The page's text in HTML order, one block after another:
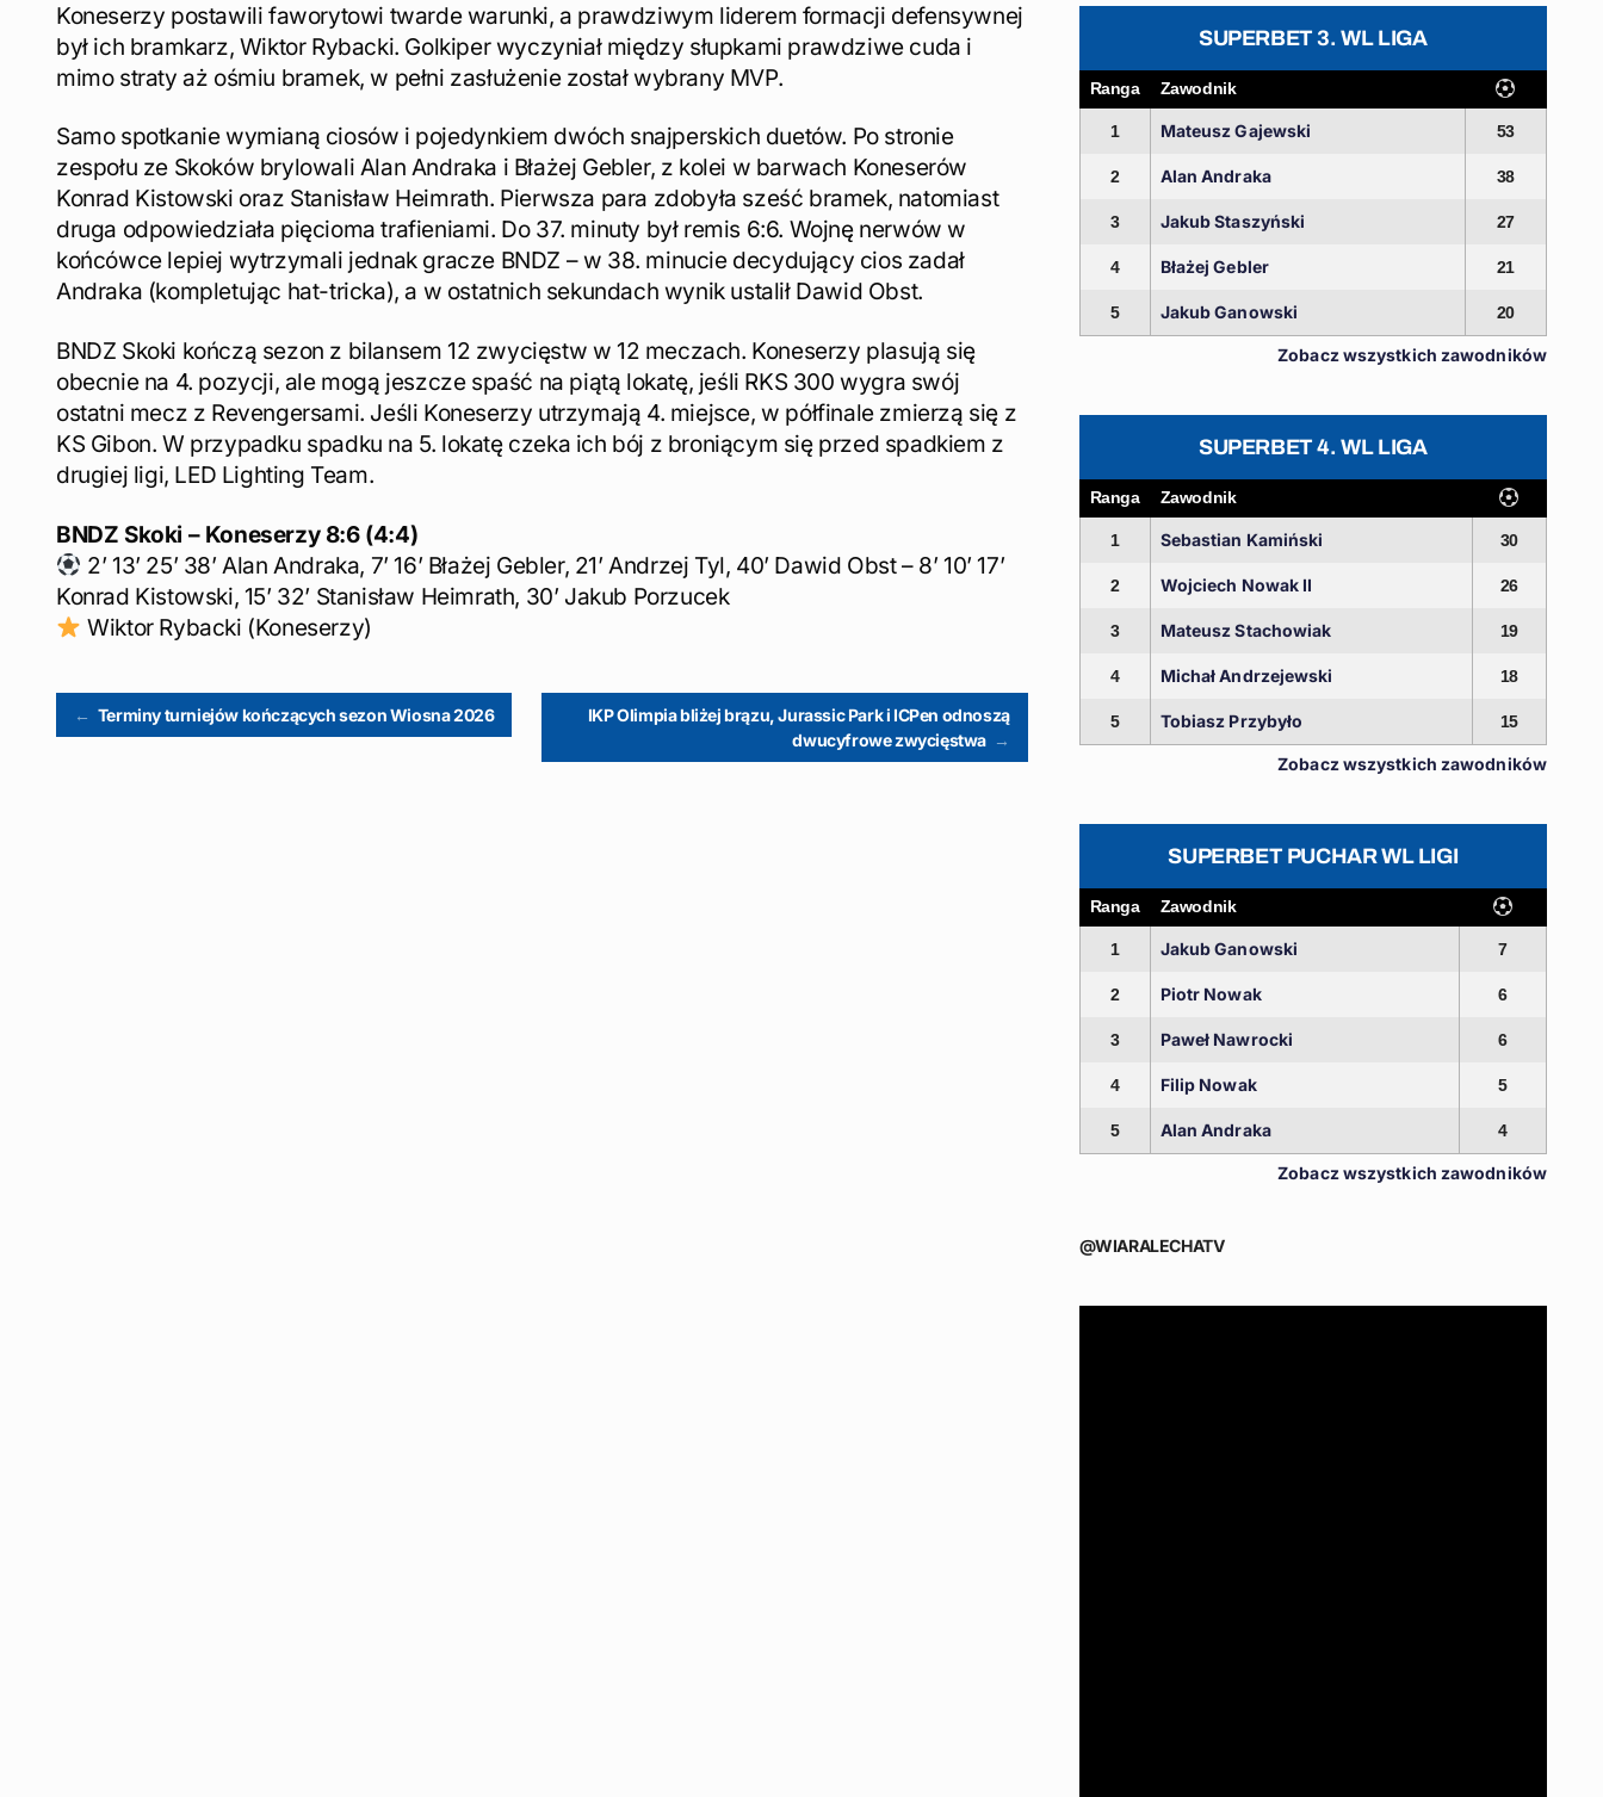
Koneserzy postawili faworytowi twarde warunki, a prawdziwym liderem formacji defensywnej
był ich bramkarz, Wiktor Rybacki. Golkiper wyczyniał między słupkami prawdziwe cuda i
mimo straty aż ośmiu bramek, w pełni zasłużenie został wybrany MVP.
Samo spotkanie wymianą ciosów i pojedynkiem dwóch snajperskich duetów. Po stronie
zespołu ze Skoków brylowali Alan Andraka i Błażej Gebler, z kolei w barwach Koneserów
Konrad Kistowski oraz Stanisław Heimrath. Pierwsza para zdobyła sześć bramek, natomiast
druga odpowiedziała pięcioma trafieniami. Do 37. minuty był remis 6:6. Wojnę nerwów w
końcówce lepiej wytrzymali jednak gracze BNDZ – w 38. minucie decydujący cios zadał
Andraka (kompletując hat-tricka), a w ostatnich sekundach wynik ustalił Dawid Obst.
BNDZ Skoki kończą sezon z bilansem 12 zwycięstw w 12 meczach. Koneserzy plasują się
obecnie na 4. pozycji, ale mogą jeszcze spaść na piątą lokatę, jeśli RKS 300 wygra swój
ostatni mecz z Revengersami. Jeśli Koneserzy utrzymają 4. miejsce, w półfinale zmierzą się z
KS Gibon. W przypadku spadku na 5. lokatę czeka ich bój z broniącym się przed spadkiem z
drugiej ligi, LED Lighting Team.
BNDZ Skoki – Koneserzy 8:6 (4:4)
2’ 13’ 25’ 38’ Alan Andraka, 7’ 16’ Błażej Gebler, 21’ Andrzej Tyl, 40’ Dawid Obst – 8’ 10’ 17’
Konrad Kistowski, 15’ 32’ Stanisław Heimrath, 30’ Jakub Porzucek
Wiktor Rybacki (Koneserzy)
Post
← Terminy turniejów kończących sezon Wiosna 2026
IKP Olimpia bliżej brązu, Jurassic Park i ICPen odnoszą
dwucyfrowe zwycięstwa →
SUPERBET 3. WL LIGA
Ranga Zawodnik
1 Mateusz Gajewski 53
2 Alan Andraka 38
3 Jakub Staszyński 27
4 Błażej Gebler 21
5 Jakub Ganowski 20
Zobacz wszystkich zawodników
SUPERBET 4. WL LIGA
Ranga Zawodnik
1 Sebastian Kamiński 30
2 Wojciech Nowak II 26
3 Mateusz Stachowiak 19
4 Michał Andrzejewski 18
5 Tobiasz Przybyło 15
Zobacz wszystkich zawodników
SUPERBET PUCHAR WL LIGI
Ranga Zawodnik
1 Jakub Ganowski 7
2 Piotr Nowak 6
3 Paweł Nawrocki 6
4 Filip Nowak 5
5 Alan Andraka 4
Zobacz wszystkich zawodników
@WIARALECHATV